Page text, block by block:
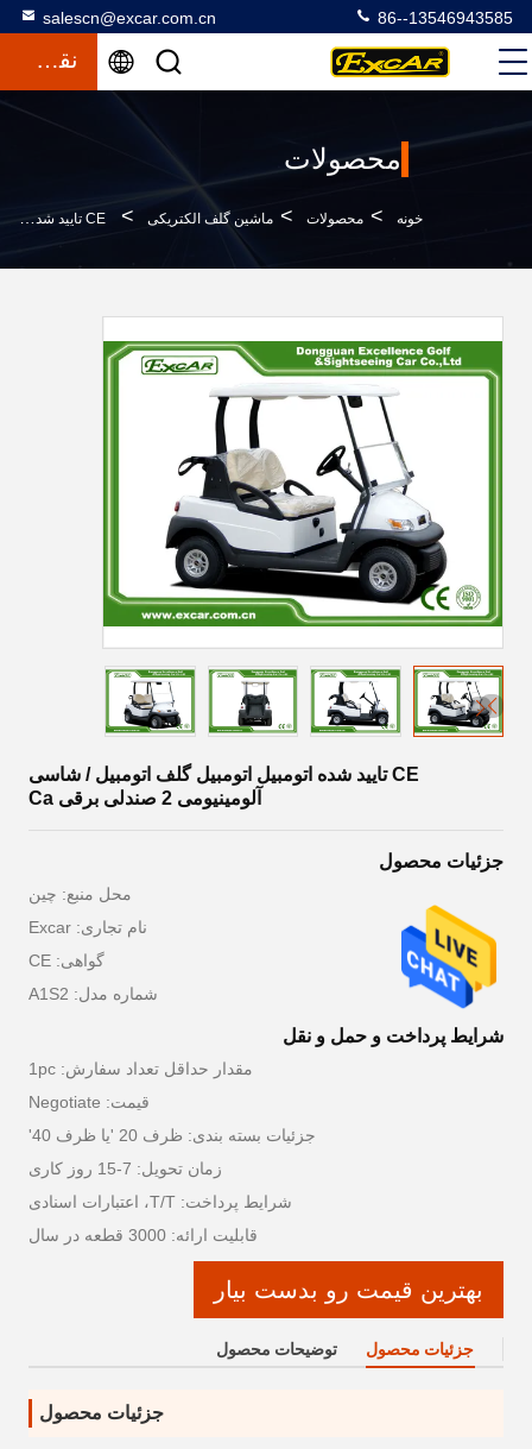
salescn@excar.com.cn 86--13546943585
نقل قول
محصولات
خونه > محصولات > ماشین گلف الکتریکی > CE تایید شده اتومبیل اتومبیل گلف اتومبیل / شاسی آلومینیومی 2 صندلی برقی Ca
CE تایید شده اتومبیل اتومبیل گلف اتومبیل / شاسی
آلومینیومی 2 صندلی برقی Ca
جزئیات محصول
محل منبع: چين
نام تجاری: Excar
گواهی: CE
شماره مدل: A1S2
شرایط پرداخت و حمل و نقل
مقدار حداقل تعداد سفارش: 1pc
قیمت: Negotiate
جزئیات بسته بندی: ظرف 20 'یا ظرف 40'
زمان تحویل: 7-15 روز کاری
شرایط پرداخت: T/T، اعتبارات اسنادی
قابلیت ارائه: 3000 قطعه در سال
بهترین قیمت رو بدست بیار
جزئیات محصول توضیحات محصول
جزئیات محصول